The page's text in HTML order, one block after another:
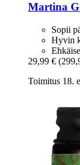
Martina
Sopii
Hyvin
29,99 €
Toimitus 18.